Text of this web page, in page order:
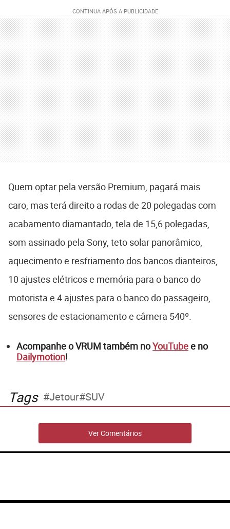
Quem optar pela versão Premium, pagará mais
caro, mas terá direito a rodas de 20 polegadas com
acabamento diamantado, tela de 15,6 polegadas,
som assinado pela Sony, teto solar panorâmico,
aquecimento e resfriamento dos bancos dianteiros,
10 ajustes elétricos e memória para o banco do
motorista e 4 ajustes para o banco do passageiro,
sensores de estacionamento e câmera 540º.
Acompanhe o VRUM também noYouTubee no
Dailymotion!
Tags Jetour SUV
Ver Comentários